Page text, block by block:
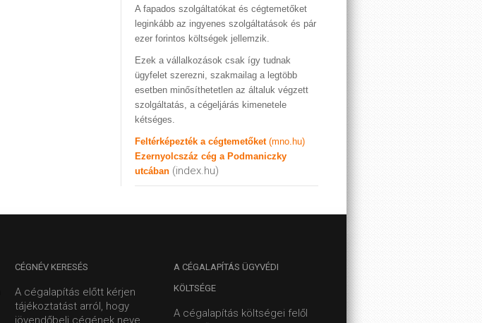
A fapados szolgáltatókat és cégtemetőket
leginkább az ingyenes szolgáltatások és pár
ezer forintos költségek jellemzik.
Ezek a vállalkozások csak így tudnak
ügyfelet szerezni, szakmailag a legtöbb
esetben minősíthetetlen az általuk végzett
szolgáltatás, a cégeljárás kimenetele
kétséges.
Feltérképezték a cégtemetőket (mno.hu)
Ezernyolcszáz cég a Podmaniczky
utcában (index.hu)
CÉGNÉV KERESÉS
A cégalapítás előtt kérjen
tájékoztatást arról, hogy
jövendőbeli cégének neve
A CÉGALAPÍTÁS ÜGYVÉDI
KÖLTSÉGE
A cégalapítás költségei felől